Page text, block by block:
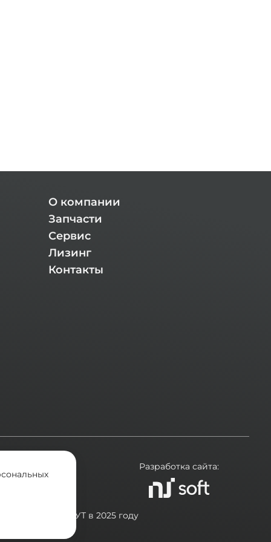
О компании
Запчасти
Сервис
Лизинг
Контакты
проведения СОУТ в 2025 году
Разработка сайта: